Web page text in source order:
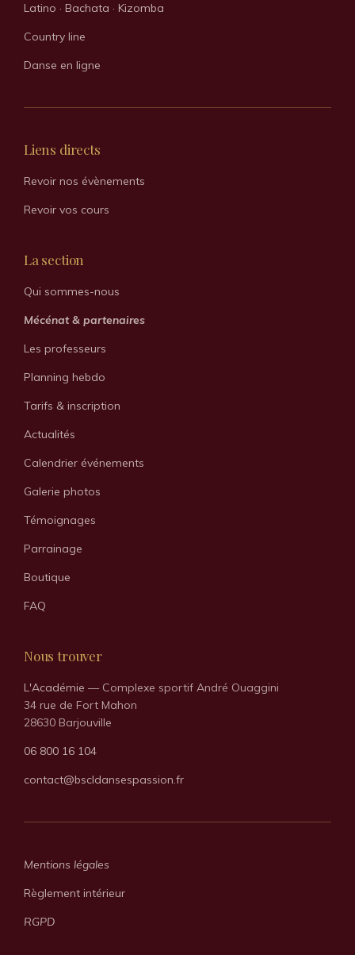
Latino · Bachata · Kizomba
Country line
Danse en ligne
Liens directs
Revoir nos évènements
Revoir vos cours
La section
Qui sommes-nous
Mécénat & partenaires
Les professeurs
Planning hebdo
Tarifs & inscription
Actualités
Calendrier événements
Galerie photos
Témoignages
Parrainage
Boutique
FAQ
Nous trouver
L'Académie — Complexe sportif André Ouaggini
34 rue de Fort Mahon
28630 Barjouville
06 800 16 104
contact@bscldansespassion.fr
Mentions légales
Règlement intérieur
RGPD